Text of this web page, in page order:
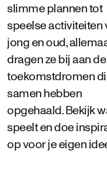
slimme plannen tot
speelse activiteiten
jong en oud,
dragen ze bij aan de
toekomstdromen
samen hebben
opgehaald. Bekijk
speelt en doe
op voor je eigen